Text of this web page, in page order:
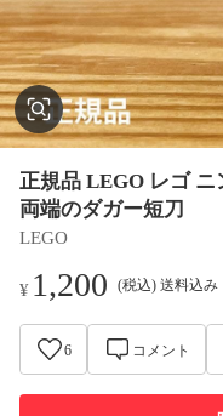
正規品 LEGO レゴ
両端のダガー短刀
LEGO
¥ 1,200 (税込) 送料込み
6 コメント